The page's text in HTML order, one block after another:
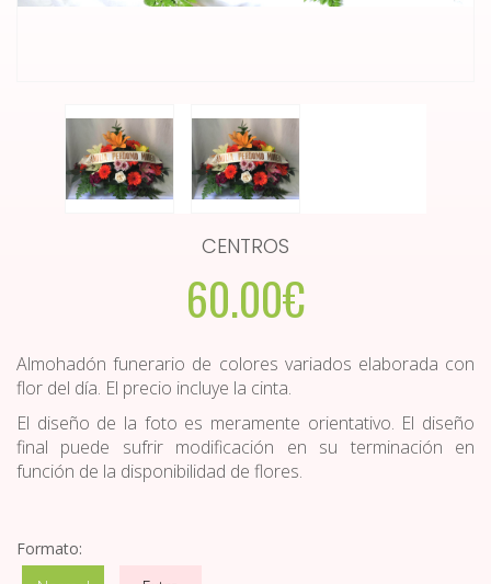
CENTROS
60.00€
Almohadón funerario de colores variados elaborada con
flor del día. El precio incluye la cinta.
El diseño de la foto es meramente orientativo. El diseño
final puede sufrir modificación en su terminación en
función de la disponibilidad de flores.
Formato: